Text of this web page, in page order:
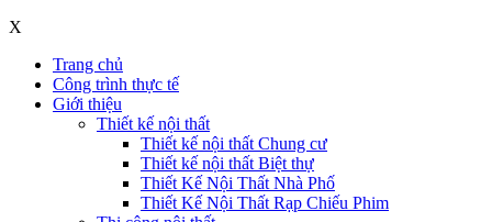
X
Trang chủ
Công trình thực tế
Giới thiệu
Thiết kế nội thất
Thiết kế nội thất Chung cư
Thiết kế nội thất Biệt thự
Thiết Kế Nội Thất Nhà Phố
Thiết Kế Nội Thất Rạp Chiếu Phim